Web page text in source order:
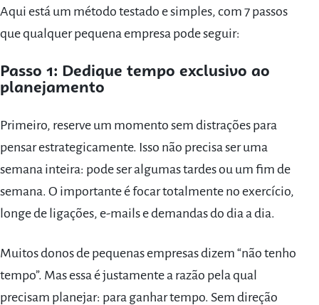
Aqui está um método testado e simples, com 7 passos
que qualquer pequena empresa pode seguir:
Passo 1: Dedique tempo exclusivo ao
planejamento
Primeiro, reserve um momento sem distrações para
pensar estrategicamente. Isso não precisa ser uma
semana inteira: pode ser algumas tardes ou um fim de
semana. O importante é focar totalmente no exercício,
longe de ligações, e-mails e demandas do dia a dia.
Muitos donos de pequenas empresas dizem “não tenho
tempo”. Mas essa é justamente a razão pela qual
precisam planejar: para ganhar tempo. Sem direção